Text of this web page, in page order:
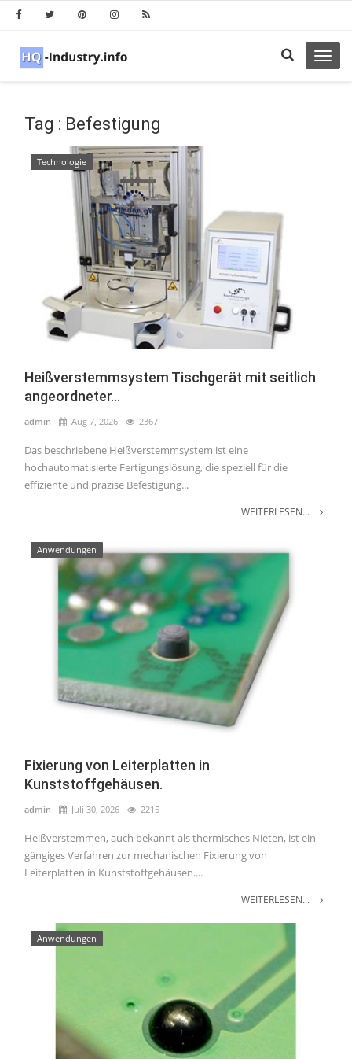
Tag : Befestigung
Technologie
Heißverstemmsystem Tischgerät mit seitlich
angeordneter...
admin Aug 7, 2026 2367
Das beschriebene Heißverstemmsystem ist eine
hochautomatisierte Fertigungslösung, die speziell für die
effiziente und präzise Befestigung...
WEITERLESEN...
Anwendungen
Fixierung von Leiterplatten in
Kunststoffgehäusen.
admin Juli 30, 2026 2215
Heißverstemmen, auch bekannt als thermisches Nieten, ist ein
gängiges Verfahren zur mechanischen Fixierung von
Leiterplatten in Kunststoffgehäusen....
WEITERLESEN...
Anwendungen